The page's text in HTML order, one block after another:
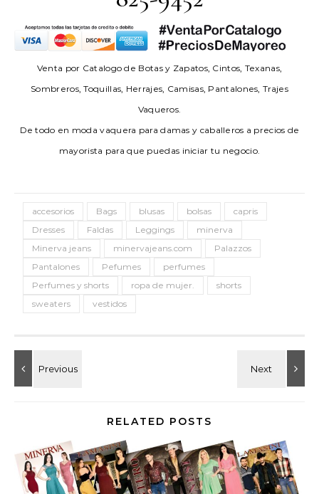
Venta por Catalogo de Botas y Zapatos, Cintos, Texanas,
Sombreros, Toquillas, Herrajes, Camisas, Pantalones, Trajes
Vaqueros.
De todo en moda vaquera para damas y caballeros a precios de
mayorista para que puedas iniciar tu negocio.
accesorios Bags blusas bolsas
capris
Dresses
Faldas Leggings
minerva
Minerva jeans
minervajeans.com
Palazzos
Pantalones
Pefumes
perfumes
Perfumes y shorts
ropa de mujer.
shorts
sweaters
vestidos
RELATED POSTS